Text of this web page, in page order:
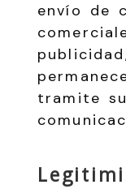
envío de
tramite